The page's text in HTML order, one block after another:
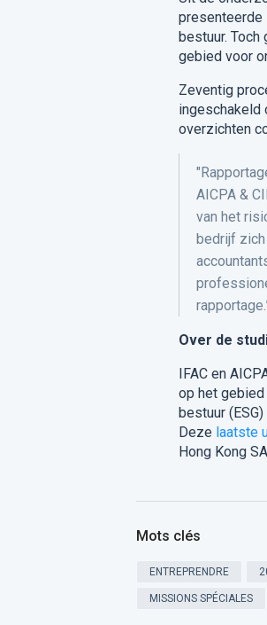
presenteerde
bestuur. Toch
gebied voor
Zeventig
ingeschakeld
overzichten
AICPA &
van het
bedrijf zich
Over de
IFAC en
op het gebied
bestuur
Deze laatste
Hong Kong
Mots clés
ENTREPRENDRE
MISSIONS SPÉCIALES